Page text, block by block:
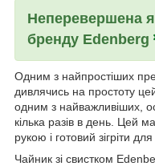
Неперевершена
бренду Edenberg
Одним з найпростіших
дивлячись на простоту
одним з найважливіших,
кілька разів в день. Цей
рукою і готовий зігріти
Чайник зі свистком